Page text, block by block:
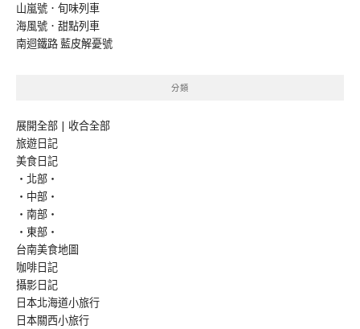
山嵐號．旬味列車
海風號．甜點列車
南迴鐵路 藍皮解憂號
分類
展開全部 | 收合全部
旅遊日記
美食日記
‧北部‧
‧中部‧
‧南部‧
‧東部‧
台南美食地圖
咖啡日記
攝影日記
日本北海道小旅行
日本關西小旅行